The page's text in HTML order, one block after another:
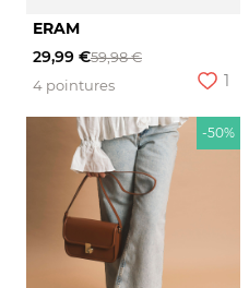
ERAM
29,99 €59,98 €
4 pointures
1
-50%